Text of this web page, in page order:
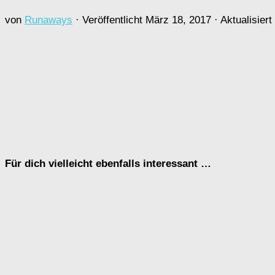
von Runaways · Veröffentlicht März 18, 2017 · Aktualisiert
Für dich vielleicht ebenfalls interessant …